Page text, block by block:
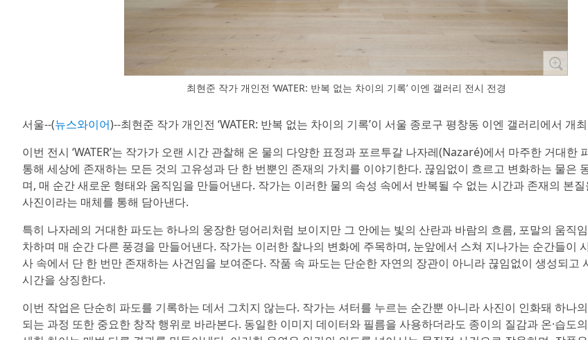
최현준 작가 개인전 ‘WATER: 반복 없는 차이의 기록’ 이엔 갤러리 전시 전경
서울--(뉴스와이어)--최현준 작가 개인전 ‘WATER: 반복 없는 차이의 기록’이 서울 종로구 평창동 이엔 갤러리에서 개
이번 전시 ‘WATER’는 작가가 오랜 시간 관찰해 온 물의 다양한 표정과 포르투갈 나자레(Nazaré)에서 마주한 거대한
통해 세상에 존재하는 모든 것의 고유성과 단 한 번뿐인 존재의 가치를 이야기한다. 끊임없이 흐르고 변화하는 물은
며, 매 순간 새로운 형태와 움직임을 만들어낸다. 작가는 이러한 물의 속성 속에서 반복될 수 없는 시간과 존재의 본
사진이라는 매체를 통해 담아낸다.
특히 나자레의 거대한 파도는 하나의 웅장한 덩어리처럼 보이지만 그 안에는 빛의 산란과 바람의 흐름, 포말의 움직
차하며 매 순간 다른 풍경을 만들어낸다. 작가는 이러한 찰나의 변화에 주목하며, 눈앞에서 스쳐 지나가는 순간들이
사 속에서 단 한 번만 존재하는 사건임을 보여준다. 작품 속 파도는 단순한 자연의 장관이 아니라 끊임없이 생성되고
시간을 상징한다.
이번 작업은 단순히 파도를 기록하는 데서 그치지 않는다. 작가는 셔터를 누르는 순간뿐 아니라 사진이 인화돼 하나
되는 과정 또한 중요한 창작 행위로 바라본다. 동일한 이미지 데이터와 필름을 사용하더라도 종이의 질감과 온·습도